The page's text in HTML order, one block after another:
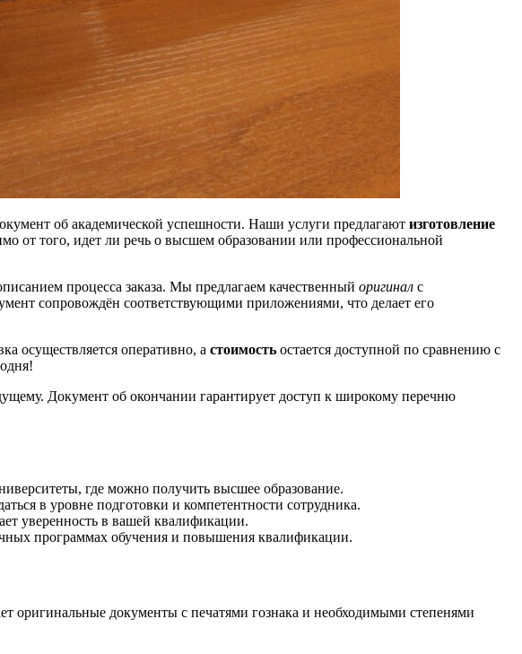
об академической успешности. Наши услуги предлагают изготовление
от того, идет ли речь о высшем образовании или профессиональной
процесса заказа. Мы предлагаем качественный оригинал с
сопровождён соответствующими приложениями, что делает его
осуществляется оперативно, а стоимость остается доступной по сравнению с
Документ об окончании гарантирует доступ к широкому перечню
где можно получить высшее образование.
в уровне подготовки и компетентности сотрудника.
уверенность в вашей квалификации.
программах обучения и повышения квалификации.
оригинальные документы с печатями гознака и необходимыми степенями